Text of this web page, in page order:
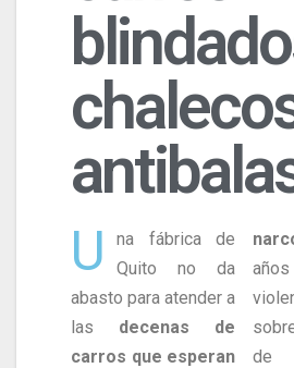
U
na fábrica de
Quito no da
abasto para atender a
las decenas de
carros que esperan
de